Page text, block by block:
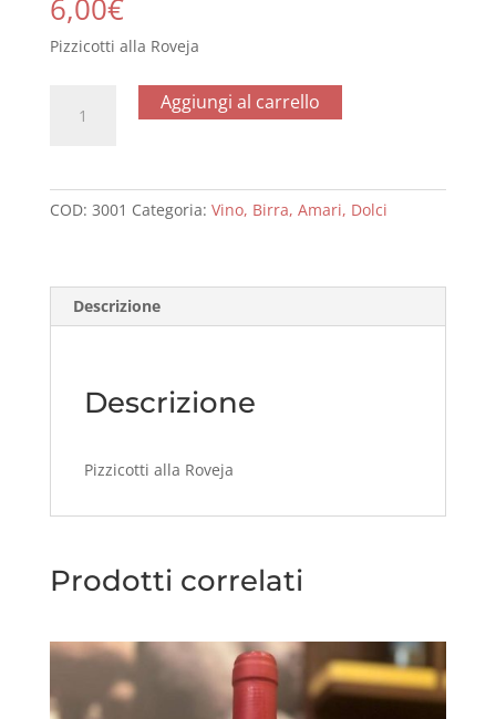
6,00€
Pizzicotti alla Roveja
Aggiungi al carrello
COD: 3001 Categoria: Vino, Birra, Amari, Dolci
Descrizione
Descrizione
Pizzicotti alla Roveja
Prodotti correlati